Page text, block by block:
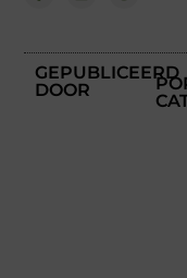
GEPUBLICEERD
DOOR